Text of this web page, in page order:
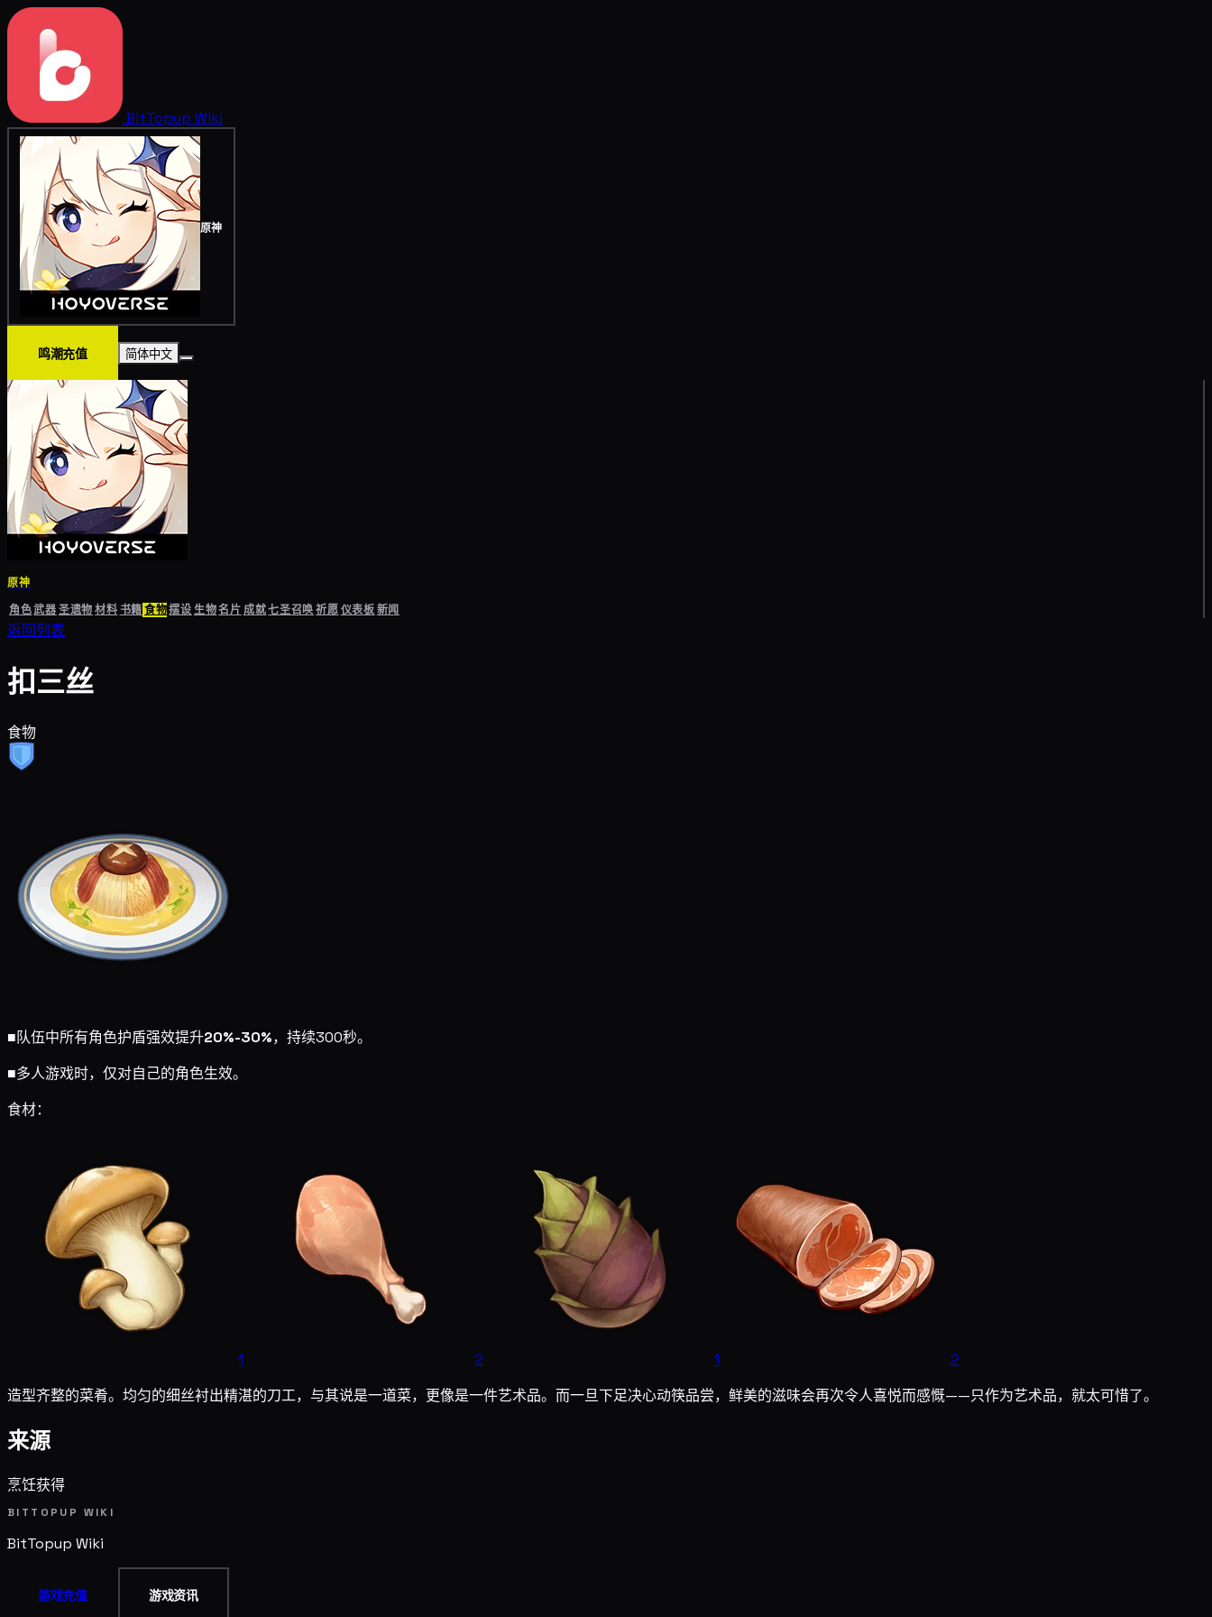
BitTopup Wiki
原神
鸣潮充值 简体中文
原神
角色武器圣遗物材料书籍食物摆设生物名片成就七圣召唤祈愿仪表板新闻
返回列表
扣三丝
食物
■队伍中所有角色护盾强效提升20%-30%，持续300秒。
■多人游戏时，仅对自己的角色生效。
食材：
1 2 1
2
造型齐整的菜肴。均匀的细丝衬出精湛的刀工，与其说是一道菜，更像是一件艺术品。而一旦下足决心动筷品尝，鲜美的滋味会再次令人喜悦而感慨——只作为艺术品，就太可惜了。
来源
烹饪获得
BITTOPUP WIKI
BitTopup Wiki
游戏充值 游戏资讯